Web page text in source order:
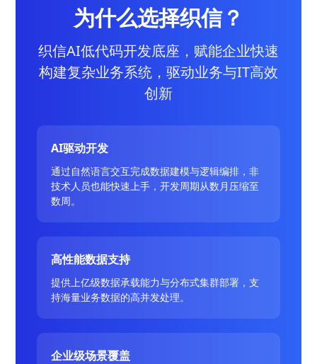
为什么选择织信？
织信AI低代码开发底座，赋能企业快速
构建复杂业务系统，驱动业务与IT高效
创新
AI驱动开发
通过自然语言交互完成数据建模与逻辑编排，非
技术人员也能快速上手，开发周期从数月压缩至
数周。
高性能数据支持
提供上亿级数据承载能力与分布式集群部署，支
持海量业务数据的高并发处理。
企业级场景覆盖